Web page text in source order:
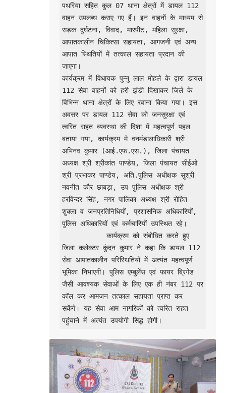
पथरिया सहित कुल 07 थाना क्षेत्रों में डायल 112
वाहन उपलब्ध कराए गए हैं। इन वाहनों के माध्यम से
सड़क दुर्घटना, विवाद, मारपीट, महिला सुरक्षा,
आपातकालीन चिकित्सा सहायता, आगजनी एवं अन्य
आपात स्थितियों में तत्काल सहायता प्रदान की
जाएगा।
कार्यक्रम में विधायक पुन्नु लाल मोहले के द्वारा डायल
112 सेवा वाहनों को हरी झंडी दिखाकर जिले के
विभिन्न थाना क्षेत्रों के लिए रवाना किया गया। इस
अवसर पर डायल 112 सेवा को जनसुरक्षा एवं
त्वरित राहत व्यवस्था की दिशा में महत्वपूर्ण पहल
बताया गया, कार्यक्रम मे वनमंडालाधिकारी श्री
अभिनव कुमार (आई.एफ.एस.), जिला पंचायत
अध्यक्ष श्री श्रीकांत पाण्डेय, जिला पंचायत सीईओ
श्री प्रभाकर पाण्डेय, अति.पुलिस अधीक्षक सुश्री
नवनीत कौर छाबड़ा, उप पुलिस अधीक्षक श्री
हरविन्दर सिंह, नगर पालिका अध्यक्ष श्री रोहित
शुक्ला व जनप्रतिनिधियों, प्रशासनिक अधिकारियों,
पुलिस अधिकारियों एवं कर्मचारियों उपस्थित रहे।
जिला कलेक्टर कुंदन कुमार ने कहा कि डायल 112
सेवा आपातकालीन परिस्थितियों में अत्यंत महत्वपूर्ण
भूमिका निभाएगी। पुलिस एम्बुलेंस एवं फायर ब्रिगेड
जैसी आवश्यक सेवाओं के लिए एक ही नंबर 112 पर
कॉल कर आमजन तत्काल सहायता प्राप्त कर
सकेंगे। यह सेवा आम नागरिकों को त्वरित राहत